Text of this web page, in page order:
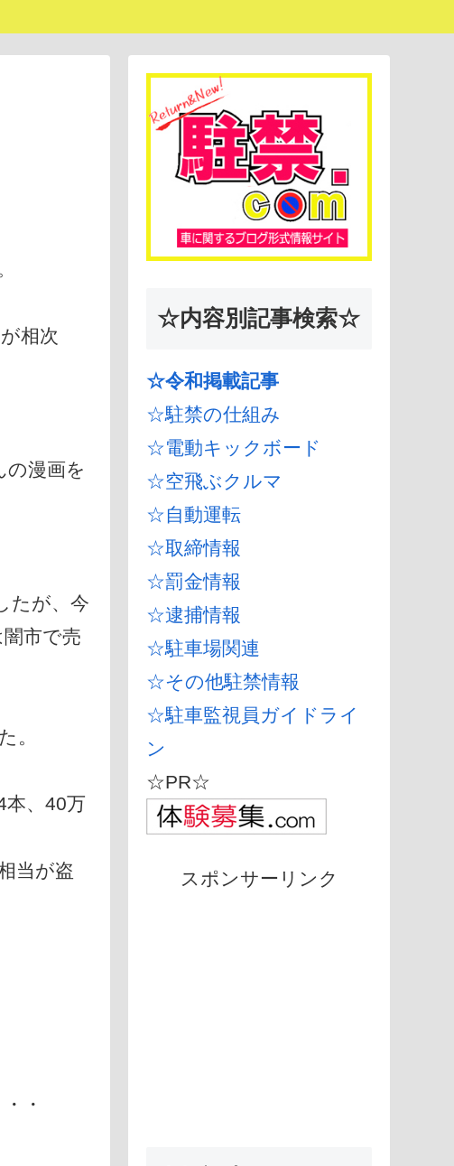
相次
の漫画を
たが、今
市で売
。
本、40万
当が盗
・
☆内容別記事検索☆
☆令和掲載記事
☆駐禁の仕組み
☆電動キックボード
☆空飛ぶクルマ
☆自動運転
☆取締情報
☆罰金情報
☆逮捕情報
☆駐車場関連
☆その他駐禁情報
☆駐車監視員ガイドライ
ン
☆PR☆
スポンサーリンク